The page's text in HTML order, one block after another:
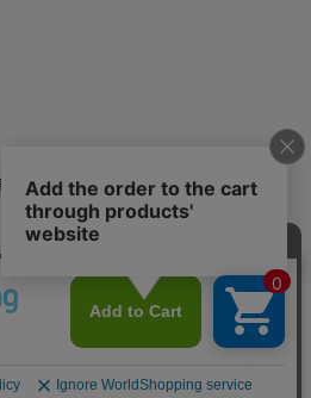
）
CO.,LTD. All Rights Reserved.